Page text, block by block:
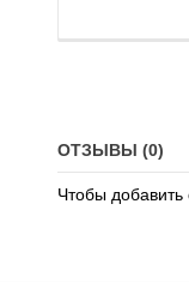
ОТЗЫВЫ (0)
Чтобы добавить